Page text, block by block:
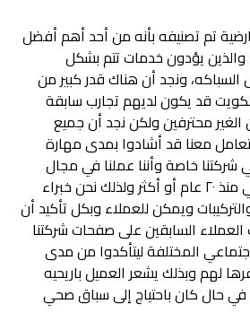
تم تصنيفه بأنه من أحد أهم أفضل
والذين يؤدون خدمات تتم بشكل
ونجد أن هناك قدر كبير من
قد يكون لديهم تجارب سابقة
محترفين ولكن نجد أن جميع
معنا قد أشادوا بمدى مهارة
شركتنا خاصة وأننا عملنا في مجال
السباكة والصرف الصحي منذ ٢٠ عام أو أكثر ولذلك نحن خبراء
ويمكن للعملاء وبكل تأكيد أن
السابقين على صفحات شركتنا
المختلفة ليتأكدوا من مدى
لهم وبذلك يشعر العميل باريحيه
في حال كان باحتياج إلى سباق صحي